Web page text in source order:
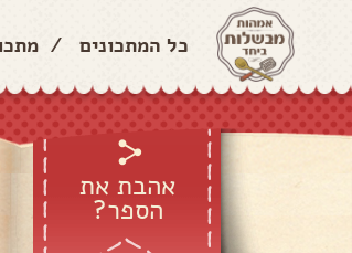
כל המתכונים /
אהבת את
הספר?